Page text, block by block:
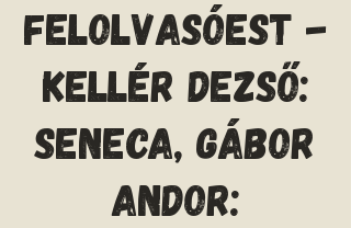
Felolvasóest -
Kellér Dezső:
Seneca, Gábor
Andor: